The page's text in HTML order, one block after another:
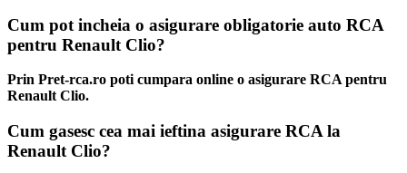
Cum pot incheia o asigurare obligatorie auto RCA
pentru Renault Clio?
Prin Pret-rca.ro poti cumpara online o asigurare RCA pentru
Renault Clio.
Cum gasesc cea mai ieftina asigurare RCA la
Renault Clio?